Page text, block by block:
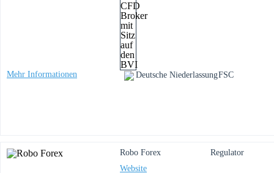
Mehr Informationen Deutsche NiederlassungFSC
Robo Forex
Website
Regulator